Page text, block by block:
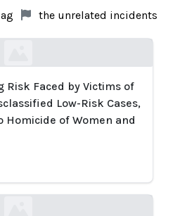
the unrelated incidents
Risk Faced by Victims of
Low-Risk Cases,
Homicide of Women and